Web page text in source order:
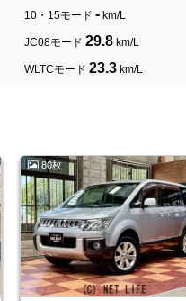
10・15モード - km/L
JC08モード 29.8 km/L
WLTCモード 23.3 km/L
80枚